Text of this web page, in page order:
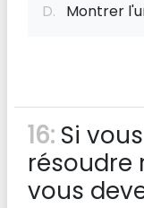
D. Montrer
16: Si
résoudre
vous